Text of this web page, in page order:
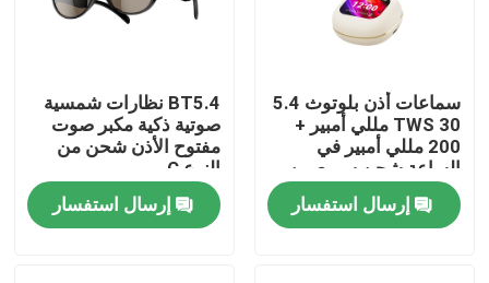
جولة في المصنع
مراقبة الجودة
اتصل بنا
سماعات أذن بلوتوث 5.4
TWS 30 مللي أمبير +
200 مللي أمبير في
الساعة شحن سريع من
النوع C
إرسال استفسار
BT5.4 نظارات شمسية
صوتية ذكية مكبر صوت
مفتوح الأذن شحن من
النوع C
إرسال استفسار